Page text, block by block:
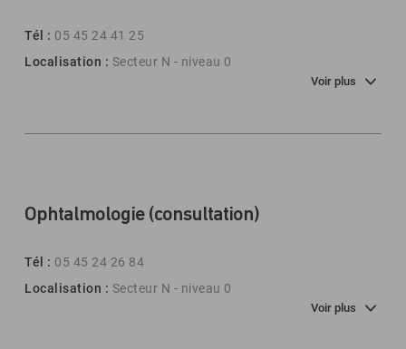
Tél : 05 45 24 41 25
Localisation : Secteur N - niveau 0
Voir plus
Ophtalmologie (consultation)
Tél : 05 45 24 26 84
Localisation : Secteur N - niveau 0
Voir plus